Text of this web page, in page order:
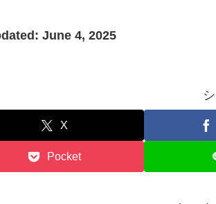
June 4, 2025
X
Pocket